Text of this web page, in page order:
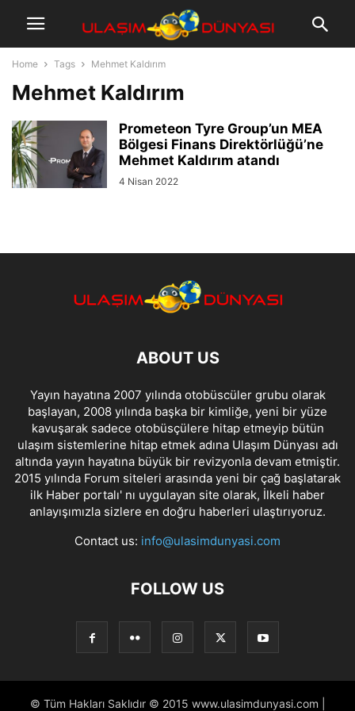
Home Tags Mehmet Kaldırım
Mehmet Kaldırım
Prometeon Tyre Group’un MEA
Bölgesi Finans Direktörlüğü’ne
Mehmet Kaldırım atandı
4 Nisan 2022
ABOUT US
Yayın hayatına 2007 yılında otobüscüler grubu olarak
başlayan, 2008 yılında başka bir kimliğe, yeni bir yüze
kavuşarak sadece otobüsçülere hitap etmeyip bütün
ulaşım sistemlerine hitap etmek adına Ulaşım Dünyası adı
altında yayın hayatına büyük bir revizyonla devam etmiştir.
2015 yılında Forum siteleri arasında yeni bir çağ başlatarak
ilk Haber portalı' nı uygulayan site olarak, İlkeli haber
anlayışımızla sizlere en doğru haberleri ulaştırıyoruz.
Contact us: info@ulasimdunyasi.com
FOLLOW US
© Tüm Hakları Saklıdır © 2015 www.ulasimdunyasi.com |